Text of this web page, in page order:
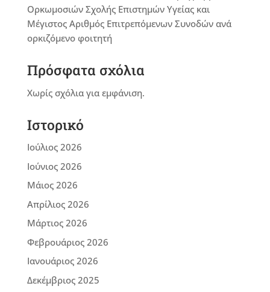
Ορκωμοσιών Σχολής Επιστημών Υγείας και
Μέγιστος Αριθμός Επιτρεπόμενων Συνοδών ανά
ορκιζόμενο φοιτητή
Πρόσφατα σχόλια
Χωρίς σχόλια για εμφάνιση.
Ιστορικό
Ιούλιος 2026
Ιούνιος 2026
Μάιος 2026
Απρίλιος 2026
Μάρτιος 2026
Φεβρουάριος 2026
Ιανουάριος 2026
Δεκέμβριος 2025